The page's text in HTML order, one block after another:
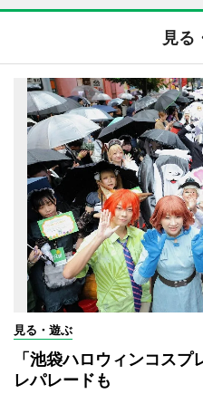
見る
見る・遊ぶ
「池袋ハロウィンコス
レパレードも